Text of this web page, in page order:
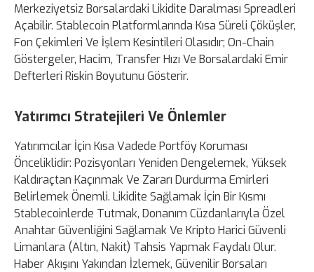
Merkeziyetsiz Borsalardaki Likidite Daralması Spreadleri
Açabilir. Stablecoin Platformlarında Kısa Süreli Çöküşler,
Fon Çekimleri Ve İşlem Kesintileri Olasıdır; On-Chain
Göstergeler, Hacim, Transfer Hızı Ve Borsalardaki Emir
Defterleri Riskin Boyutunu Gösterir.
Yatırımcı Stratejileri Ve Önlemler
Yatırımcılar İçin Kısa Vadede Portföy Koruması
Önceliklidir: Pozisyonları Yeniden Dengelemek, Yüksek
Kaldıraçtan Kaçınmak Ve Zararı Durdurma Emirleri
Belirlemek Önemli. Likidite Sağlamak İçin Bir Kısmı
Stablecoinlerde Tutmak, Donanım Cüzdanlarıyla Özel
Anahtar Güvenliğini Sağlamak Ve Kripto Harici Güvenli
Limanlara (Altın, Nakit) Tahsis Yapmak Faydalı Olur.
Haber Akışını Yakından İzlemek, Güvenilir Borsaları